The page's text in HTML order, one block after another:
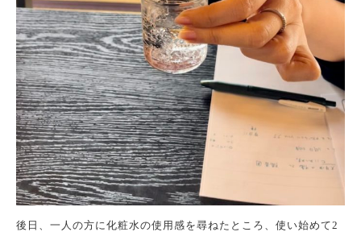
後日、一人の方に化粧水の使用感を尋ねたところ、使い始めて2